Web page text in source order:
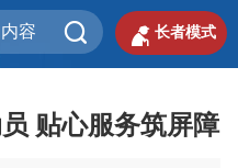
  长者模式
贴心服务筑屏障